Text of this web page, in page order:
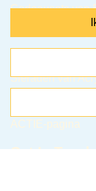
Cadeausets van
Sieraden van
Sieraden van
ACTIE-pagina
Get In Touch